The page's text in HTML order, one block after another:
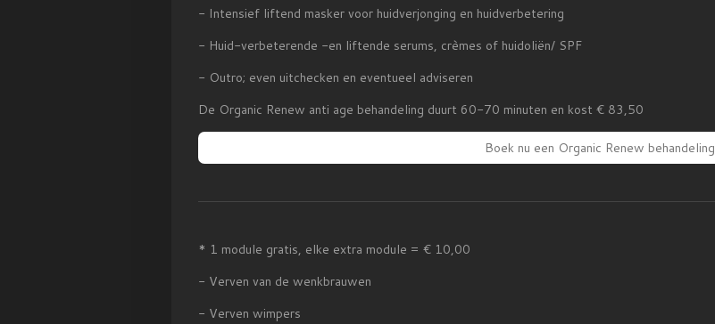
- Intensief liftend masker voor huidverjonging en huidverbetering
- Huid-verbeterende -en liftende serums, crèmes of huidoliën/ SPF
- Outro; even uitchecken en eventueel adviseren
De Organic Renew anti age behandeling duurt 60-70 minuten en kost € 83,50
Boek nu een Organic Renew behandeling
* 1 module gratis, elke extra module = € 10,00
- Verven van de wenkbrauwen
- Verven wimpers